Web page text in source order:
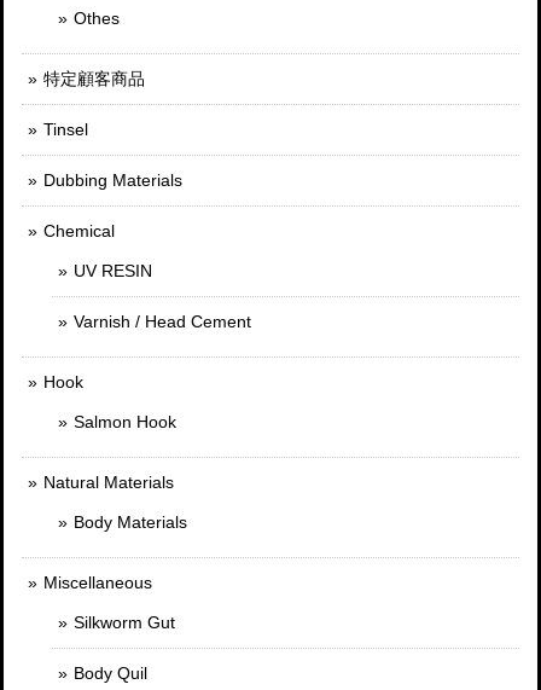
Othes
特定顧客商品
Tinsel
Dubbing Materials
Chemical
UV RESIN
Varnish / Head Cement
Hook
Salmon Hook
Natural Materials
Body Materials
Miscellaneous
Silkworm Gut
Body Quil